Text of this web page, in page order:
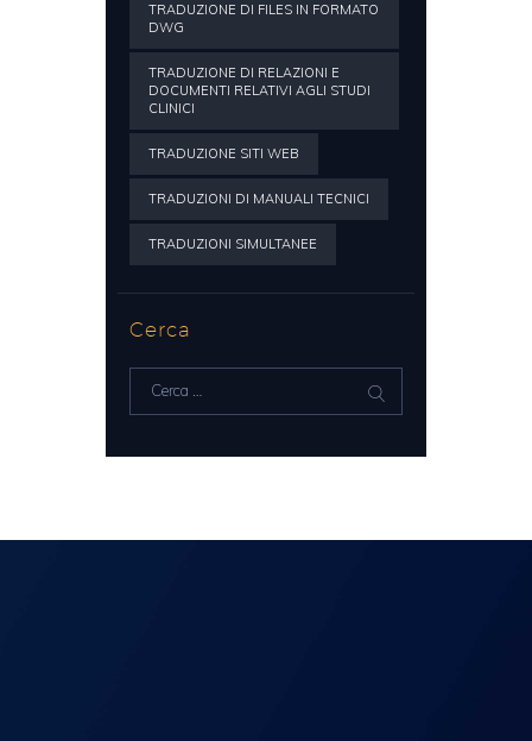
TRADUZIONE DI FILES IN FORMATO
DWG
TRADUZIONE DI RELAZIONI E
DOCUMENTI RELATIVI AGLI STUDI
CLINICI
TRADUZIONE SITI WEB
TRADUZIONI DI MANUALI TECNICI
TRADUZIONI SIMULTANEE
Cerca
per: